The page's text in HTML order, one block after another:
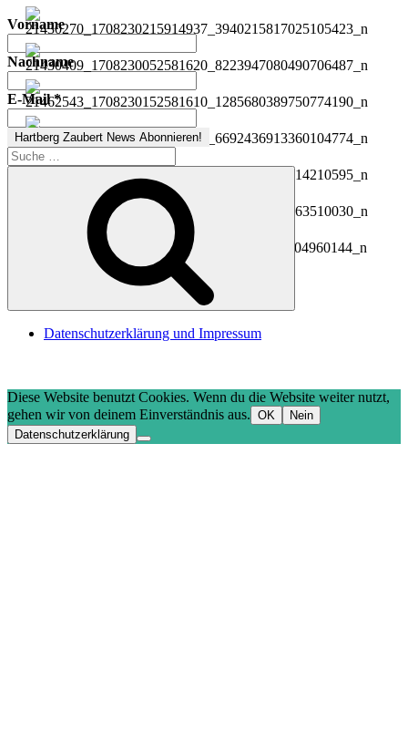
Vorname
Nachname
E-Mail*
Suche
nach:
Suchen
Datenschutzerklärung und Impressum
Diese Website benutzt Cookies. Wenn du die Website weiter nutzt,
gehen wir von deinem Einverständnis aus. OK
Nein
Datenschutzerklärung